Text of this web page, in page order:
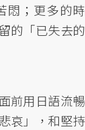
悶；更多的時
的「已失去的
前用日語流暢
哀」，和堅持